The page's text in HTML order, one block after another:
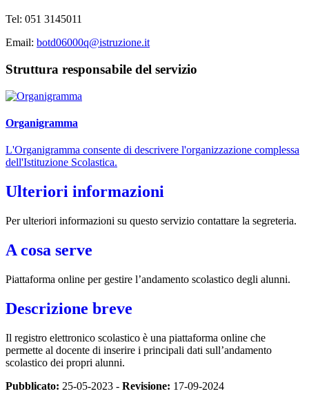
Tel: 051 3145011
Email: botd06000q@istruzione.it
Struttura responsabile del servizio
Organigramma
L'Organigramma consente di descrivere l'organizzazione complessa
dell'Istituzione Scolastica.
Ulteriori informazioni
Per ulteriori informazioni su questo servizio contattare la segreteria.
A cosa serve
Piattaforma online per gestire l’andamento scolastico degli alunni.
Descrizione breve
Il registro elettronico scolastico è una piattaforma online che
permette al docente di inserire i principali dati sull’andamento
scolastico dei propri alunni.
Pubblicato: 25-05-2023 - Revisione: 17-09-2024